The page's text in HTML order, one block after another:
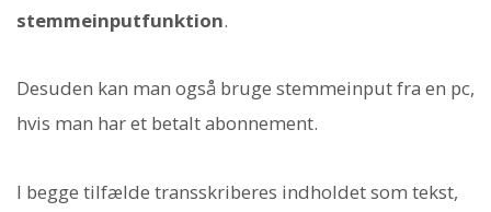
stemmeinputfunktion.
Desuden kan man også bruge stemmeinput fra en pc,
hvis man har et betalt abonnement.
I begge tilfælde transskriberes indholdet som tekst,